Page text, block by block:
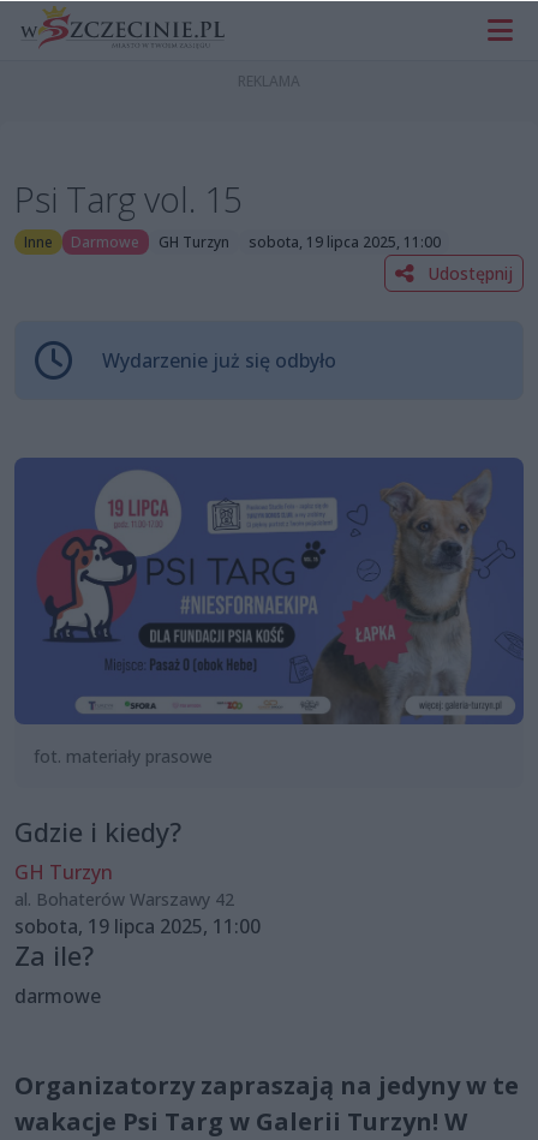
Psi Targ vol. 15
Inne Darmowe GH Turzyn sobota, 19 lipca 2025, 11:00
Udostępnij
Wydarzenie już się odbyło
fot. materiały prasowe
Gdzie i kiedy?
GH Turzyn
al. Bohaterów Warszawy 42
sobota, 19 lipca 2025, 11:00
Za ile?
darmowe
Organizatorzy zapraszają na jedyny w te
wakacje Psi Targ w Galerii Turzyn! W